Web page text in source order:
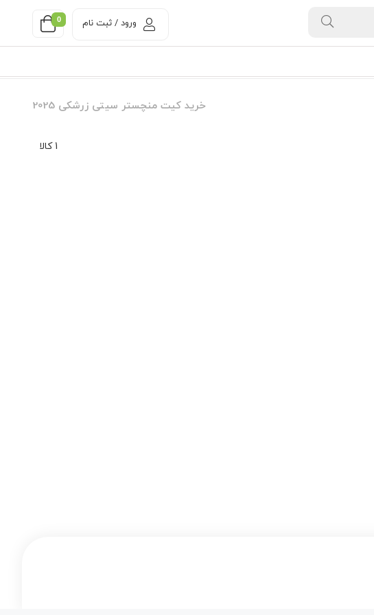
0 ورود / ثبت نام
خرید کیت منچستر سیتی زرشکی 2025
1 کالا